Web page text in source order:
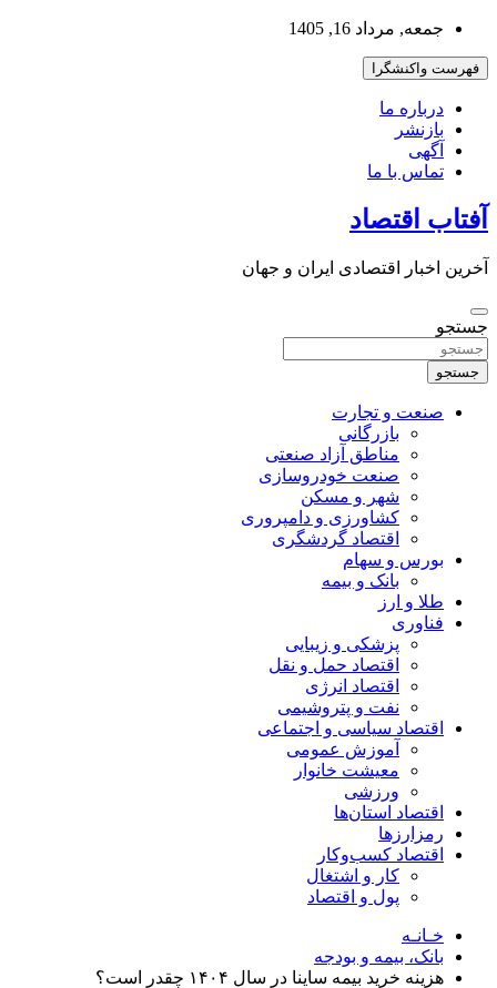
بروید
جمعه, مرداد 16, 1405
فهرست واکنشگرا
درباره ما
بازنشر
آگهی
تماس با ما
آفتاب اقتصاد
آخرین اخبار اقتصادی ایران و جهان
جستجو
جستجو
صنعت و تجارت
بازرگانی
مناطق آزاد صنعتی
صنعت خودروسازی
شهر و مسکن
کشاورزی و دامپروری
اقتصاد گردشگری
بورس و سهام
بانک و بیمه
طلا و ارز
فناوری
پزشکی و زیبایی
اقتصاد حمل و نقل
اقتصاد انرژی
نفت و پتروشیمی
اقتصاد سیاسی و اجتماعی
آموزش عمومی
معیشت خانوار
ورزشی
اقتصاد استان‌ها
رمزارزها
اقتصاد کسب‌و‌کار
کار و اشتغال
پول و اقتصاد
خـانـه
بانک، بیمه و بودجه
هزینه خرید بیمه ساینا در سال ۱۴۰۴ چقدر است؟